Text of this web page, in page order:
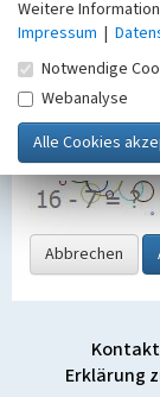
Grafik ein
Abbrechen
Kontakt
Erklärung
Weitere
Impressum |
Notwendige
Webanalyse